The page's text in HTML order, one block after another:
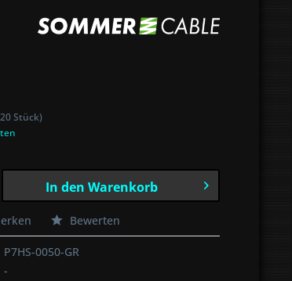
Stück)
In den Warenkorb
Bewerten
P7HS-0050-GR
-